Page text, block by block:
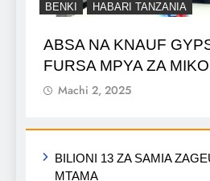
BENKI HABARI TANZANIA
ABSA NA KNAUF
FURSA MPYA ZA
Machi 2, 2025
BILIONI 13 ZA SAMIA
MTAMA